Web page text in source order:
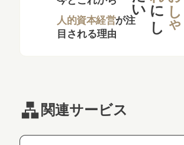
人的資本経営が注
目される理由
に
し
関連サービス